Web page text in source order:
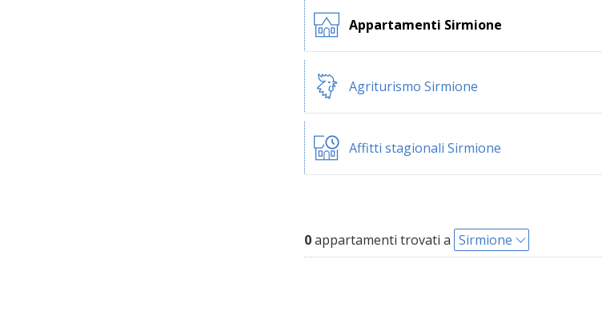
Appartamenti Sirmione
Agriturismo Sirmione
Affitti stagionali Sirmione
0appartamenti trovati a Sirmione